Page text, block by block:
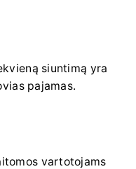
siuntimą yra
pajamas.
vartotojams